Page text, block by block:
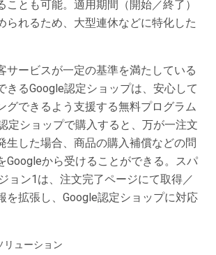
ことも可能。適用期間（開始／終了）
られるため、大型連休などに特化した
ービスが一定の基準を満たしている
きるGoogle認定ショップは、安心して
グできるよう支援する無料プログラム
定ショップで購入すると、万が一注文
生した場合、商品の購入補償などの問
Googleから受けることができる。スパ
ョン1は、注文完了ページにて取得／
を拡張し、Google認定ショップに対応
リューション